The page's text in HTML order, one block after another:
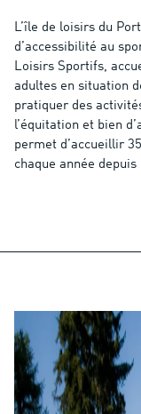
L’île de loisirs du
d’accessibilité au
Loisirs Sportifs,
adultes en situation
pratiquer des
l’équitation et bien
permet d’accueillir
chaque année depuis